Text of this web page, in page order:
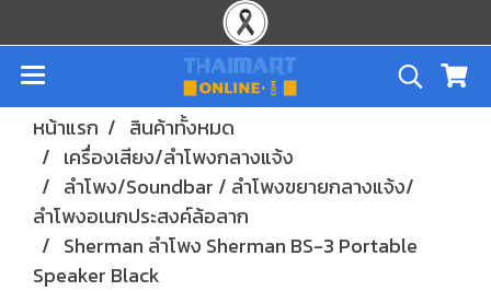
หน้าแรก
สินค้าทั้งหมด
เครื่องเสียง/ลำโพงกลางแจ้ง
ลำโพง/Soundbar / ลำโพงขยายกลางแจ้ง/
ลำโพงอเนกประสงค์ล้อลาก
Sherman ลำโพง Sherman BS-3 Portable
Speaker Black